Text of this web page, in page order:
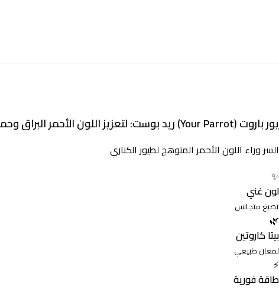
يور باروت (Your Parrot) ريد بوست: لتعزيز اللون الأحمر البراق وحماية الريش – 500g
السر وراء اللون الأحمر المتوهج لطيور الكناري
✨
لون غني
تصبغ متجانس
🌿
بيتا كاروتين
لمعان طبيعي
⚡
طاقة فورية